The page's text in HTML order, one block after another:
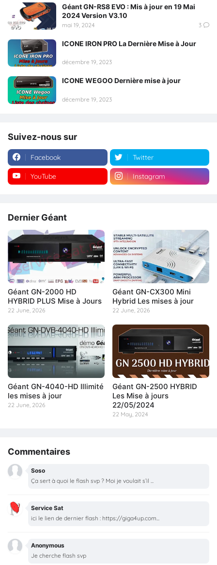
Géant GN-RS8 EVO : Mis à jour en 19 Mai
2024 Version V3.10
mai 19, 2024 3
ICONE IRON PRO La Dernière Mise à Jour
décembre 19, 2023
ICONE WEGOO Dernière mise à jour
décembre 19, 2023
Suivez-nous sur
Facebook Twitter
YouTube Instagram
Dernier Géant
Géant GN-2000 HD
HYBRID PLUS Mise à Jours
22 June, 2026
Géant GN-CX300 Mini
Hybrid Les mises à jour
22 June, 2026
Géant GN-4040-HD Illimité
les mises à jour
22 June, 2026
Géant GN-2500 HYBRID
Les Mise à jours
22/05/2024
22 May, 2024
Commentaires
Soso
Ça sert à quoi le flash svp ? Moi je voulait s’il ...
Service Sat
ici le lien de dernier flash : https://giga4up.com...
Anonymous
Je cherche flash svp